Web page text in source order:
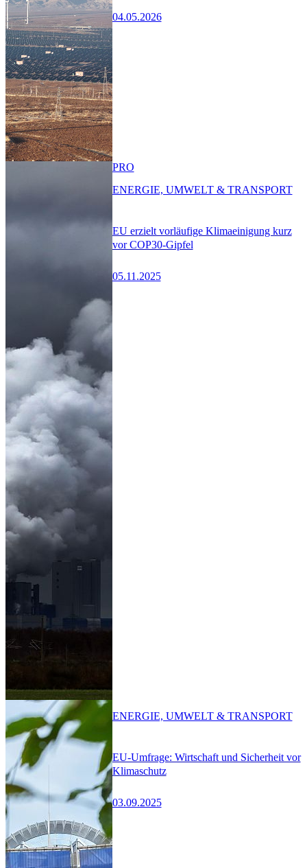
04.05.2026
EU erzielt vorläufige Klimaeinigung kurz
vor COP30-Gipfel
05.11.2025
PRO
ENERGIE, UMWELT & TRANSPORT
EU-Umfrage: Wirtschaft und Sicherheit vor
Klimaschutz
03.09.2025
ENERGIE, UMWELT & TRANSPORT